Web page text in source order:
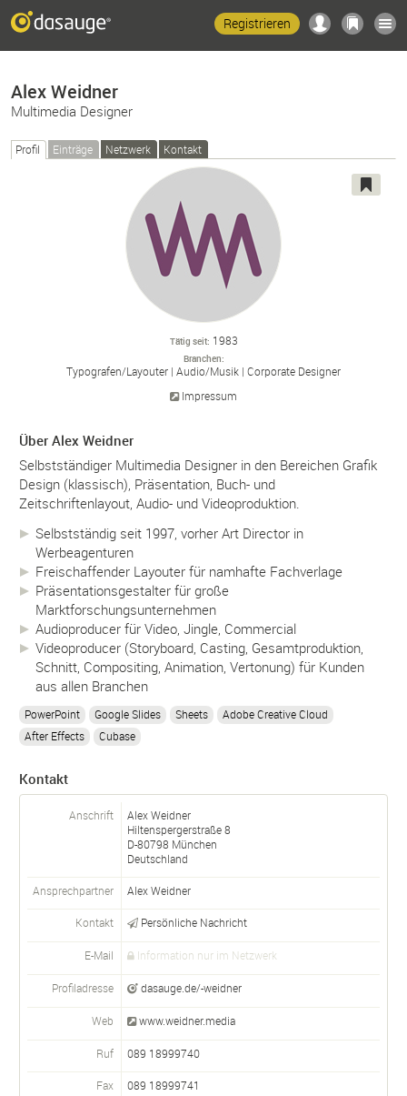
Registrieren
Alex Weidner
Multimedia Designer
Profil Einträge Netzwerk Kontakt
Tätig seit 1983
Branchen
Typografen/Layouter Audio/Musik Corporate Designer
Impressum
Über Alex Weidner
Selbstständiger Multimedia Designer in den Bereichen Grafik
Design (klassisch), Präsentation, Buch- und
Zeitschriftenlayout, Audio- und Videoproduktion.
Selbstständig seit 1997, vorher Art Director in
Werbeagenturen
Freischaffender Layouter für namhafte Fachverlage
Präsentationsgestalter für große
Marktforschungsunternehmen
Audioproducer für Video, Jingle, Commercial
Videoproducer (Storyboard, Casting, Gesamtproduktion,
Schnitt, Compositing, Animation, Vertonung) für Kunden
aus allen Branchen
PowerPoint Google Slides Sheets
Adobe Creative Cloud
After Effects
Cubase
Kontakt
Anschrift
Alex Weidner
Hiltenspergerstraße 8
D-80798 München
Deutschland
Ansprechpartner AlexWeidner
Kontakt Persönliche Nachricht
E-Mail Information nur im Netzwerk
Profiladresse dasauge.de/-weidner
Web www.weidner.media
Ruf 089 18999740
Fax 089 18999741